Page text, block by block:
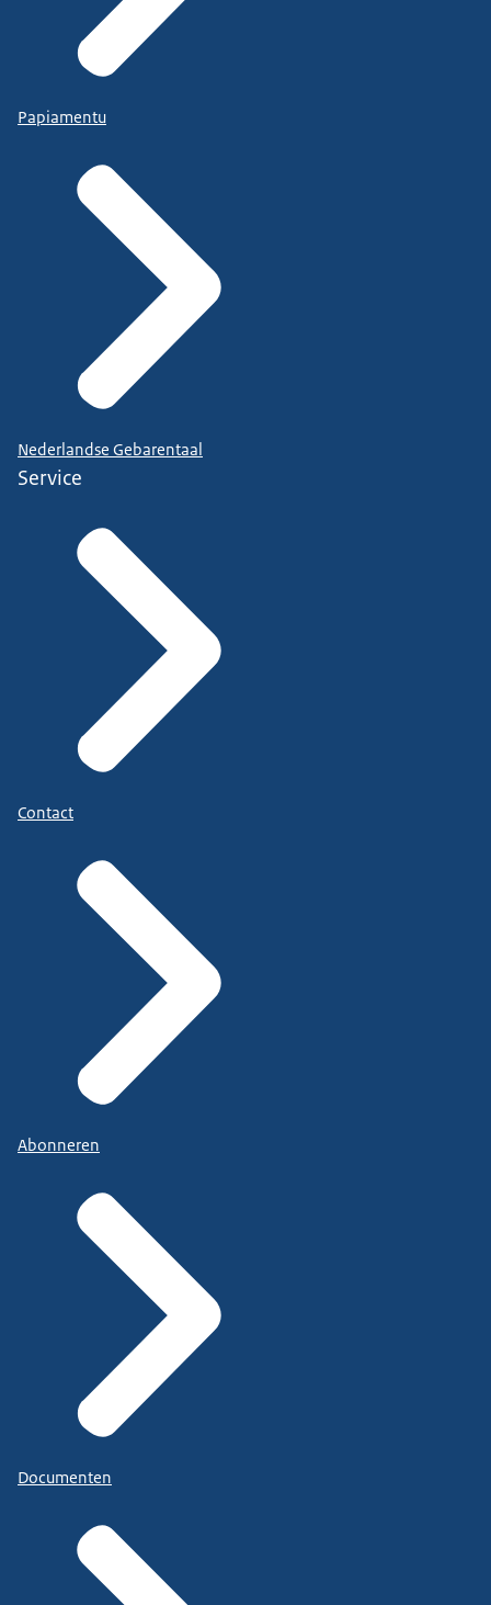
Papiamentu
Nederlandse Gebarentaal
Service
Contact
Abonneren
Documenten